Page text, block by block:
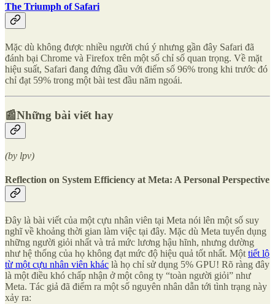
The Triumph of Safari
Mặc dù không được nhiều người chú ý nhưng gần đây Safari đã
đánh bại Chrome và Firefox trên một số chỉ số quan trọng. Về mặt
hiệu suất, Safari đang đứng đầu với điểm số 96% trong khi trước đó
chỉ đạt 59% trong một bài test đầu năm ngoái.
📰Những bài viết hay
(by lpv)
Reflection on System Efficiency at Meta: A Personal Perspective
Đây là bài viết của một cựu nhân viên tại Meta nói lên một số suy
nghĩ về khoảng thời gian làm việc tại đây. Mặc dù Meta tuyển dụng
những người giỏi nhất và trả mức lương hậu hĩnh, nhưng dường
như hệ thống của họ không đạt mức độ hiệu quả tốt nhất. Một tiết lộ
từ một cựu nhân viên khác là họ chỉ sử dụng 5% GPU! Rõ ràng đây
là một điều khó chấp nhận ở một công ty “toàn người giỏi” như
Meta. Tác giả đã điểm ra một số nguyên nhân dẫn tới tình trạng này
xảy ra: